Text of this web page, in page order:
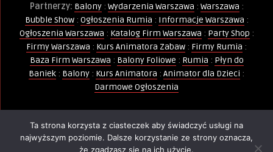
Partnerzy: Balony: Wydarzenia Warszawa : Warszawa :
Bubble Show: Ogłoszenia Rumia : Informacje Warszawa :
Ogłoszenia Warszawa : Katalog Firm Warszawa : Party Shop :
Firmy Warszawa : Kurs Animatora Zabaw : Firmy Rumia :
Baza Firm Warszawa : Balony Foliowe : Rumia : Płyn do
Baniek : Balony : Kurs Animatora : Animator dla Dzieci :
Darmowe Ogłoszenia
Wszelkie Prawa Zastrzeżone - Kopiowanie, powielanie i
wykorzystywanie treści, zdjęć, grafik jest zabronione -
Ta strona korzysta z ciasteczek aby świadczyć usługi na
najwyższym poziomie. Dalsze korzystanie ze strony oznacza,
że zgadzasz się na ich użycie.